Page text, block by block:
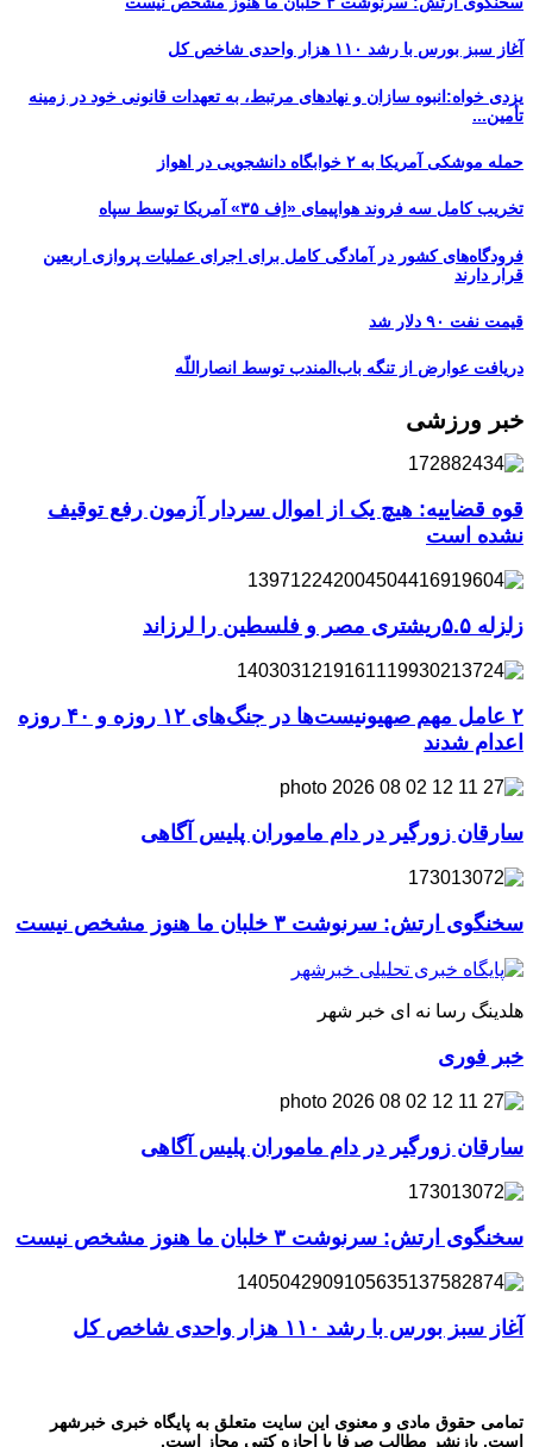
آغاز سبز بورس با رشد ۱۱۰ هزار واحدی شاخص کل
یزدی خواه:انبوه سازان و نهادهای مرتبط، به تعهدات قانونی خود در زمینه
تأمین...
حمله موشکی آمریکا به ۲ خوابگاه دانشجویی در اهواز
تخریب کامل سه فروند هواپیمای «اِف ۳۵» آمریکا توسط سپاه
فرودگاه‌های کشور در آمادگی کامل برای اجرای عملیات پروازی اربعین
قرار دارند
قیمت نفت ۹۰ دلار شد
دریافت عوارض از تنگه باب‌المندب توسط انصاراللّه
خبر ورزشی
قوه قضاییه: هیچ یک از اموال سردار آزمون رفع توقیف
نشده است
زلزله ۵.۵ریشتری مصر و فلسطین را لرزاند
۲ عامل مهم صهیونیست‌ها در جنگ‌های ۱۲ روزه و ۴۰ روزه
اعدام شدند
سارقان زورگیر در دام ماموران پلیس آگاهی
سخنگوی ارتش: سرنوشت ۳ خلبان ما هنوز مشخص نیست
هلدینگ رسا نه ای خبر شهر
خبر فوری
سارقان زورگیر در دام ماموران پلیس آگاهی
سخنگوی ارتش: سرنوشت ۳ خلبان ما هنوز مشخص نیست
آغاز سبز بورس با رشد ۱۱۰ هزار واحدی شاخص کل
تمامی حقوق مادی و معنوی این سایت متعلق به پایگاه خبری خبرشهر
است. بازنشر مطالب صرفا با اجازه کتبی مجاز است.